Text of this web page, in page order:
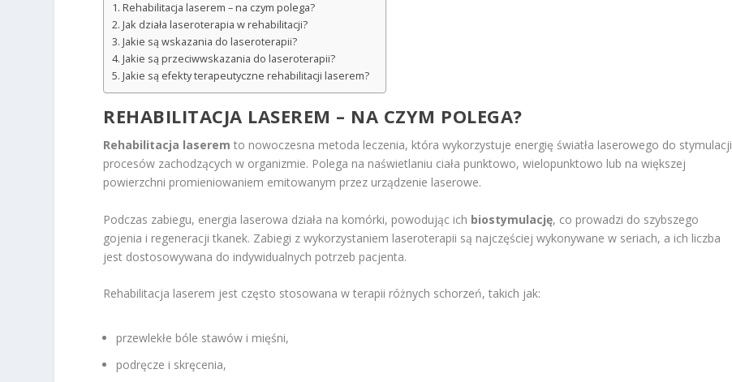
Rehabilitacja laserem – na czym polega?
Jak działa laseroterapia w rehabilitacji?
Jakie są wskazania do laseroterapii?
Jakie są przeciwwskazania do laseroterapii?
Jakie są efekty terapeutyczne rehabilitacji laserem?
REHABILITACJA LASEREM – NA CZYM POLEGA?
Rehabilitacja laserem to nowoczesna metoda leczenia, która wykorzystuje energię światła laserowego do stymulacji
procesów zachodzących w organizmie. Polega na naświetlaniu ciała punktowo, wielopunktowo lub na większej
powierzchni promieniowaniem emitowanym przez urządzenie laserowe.
Podczas zabiegu, energia laserowa działa na komórki, powodując ich biostymulację, co prowadzi do szybszego
gojenia i regeneracji tkanek. Zabiegi z wykorzystaniem laseroterapii są najczęściej wykonywane w seriach, a ich liczba
jest dostosowywana do indywidualnych potrzeb pacjenta.
Rehabilitacja laserem jest często stosowana w terapii różnych schorzeń, takich jak:
przewlekłe bóle stawów i mięśni,
podręcze i skręcenia,